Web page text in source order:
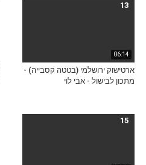
06:14
13
ארטישוק ירושלמי (בטטה קסבייה) -
מתכון לבישול - אבי לוי
15